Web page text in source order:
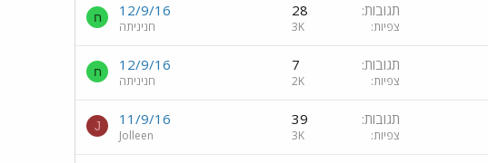
תגובות 28
צפיות 3K
12/9/16
חניניתה
ח
תגובות 7
צפיות 2K
12/9/16
חניניתה
ח
תגובות 39
צפיות 3K
11/9/16
Jolleen
J